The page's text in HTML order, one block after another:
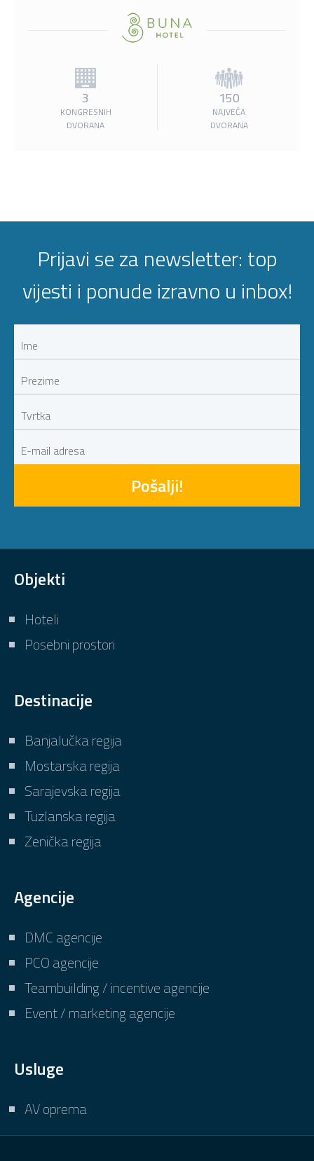
3
KONGRESNIH
DVORANA
150
NAJVEĆA
DVORANA
Prijavi se za newsletter: top
vijesti i ponude izravno u inbox!
Pošalji!
Objekti
Hoteli
Posebni prostori
Destinacije
Banjalučka regija
Mostarska regija
Sarajevska regija
Tuzlanska regija
Zenička regija
Agencije
DMC agencije
PCO agencije
Teambuilding / incentive agencije
Event / marketing agencije
Usluge
AV oprema